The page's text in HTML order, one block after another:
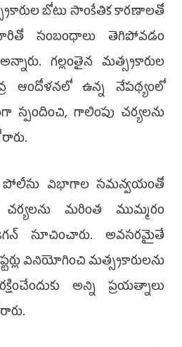
బోటు సాంకేతిక కారణాలతో
సంబంధాలు తెగిపోవడం
గల్లంతైన మత్స్యకారుల
ఆందోళనలో ఉన్న నేపథ్యంలో
స్పందించి, గాలింపు చర్యలను
పోలీసు విభాగాల సమన్వయంతో
మరింత ముమ్మరం
సూచించారు. అవసరమైతే
వినియోగించి మత్స్యకారులను
అన్ని ప్రయత్నాలు